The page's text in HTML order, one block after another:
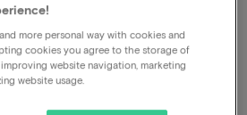
Buchung stornieren, beim Hotel
more personal way with cookies and
cookies you agree to the storage of
website navigation, marketing
website usage.